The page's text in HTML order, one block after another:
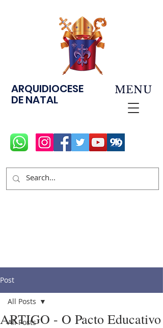
ARQUIDIOCESE
DE NATAL
MENU
Post
All Posts
All Posts
ARTIGO - O Pacto Educativo